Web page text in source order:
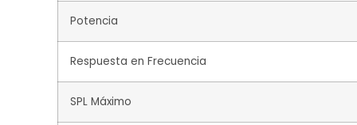
Potencia
Respuesta en Frecuencia
SPL Máximo